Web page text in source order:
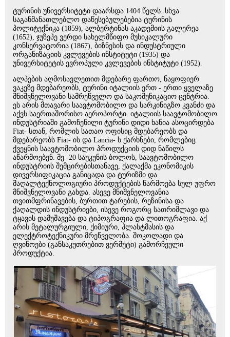
ტურინის უნივერსიტეტი დაარსდა 1404 წელს. სხვა
საგანმანათლებლო დაწესებულებებია ტურინის
პოლიტექნიკა (1859), ალბერტინას აკადემიის გალერეა
(1652), ჯუზეპე ვერდი სახელმწიფო მუსიკალური
კონსერვატორია (1867), ბიზნესის და ინდუსტრიული
ორგანიზაციის კვლევების ინსტიტუტი (1935) და
უნივერსიტეტის ევროპული კვლევების ინსტიტუტი (1952).
ალპების აღმოსავლეთით მდებარე ფართო, ნაყოფიერ
ვაკეზე მდებარეობს, ტურინი იტალიის ერთ - ერთი ყველაზე
მნიშვნელოვანი სამრეწველო და საკომუნიკაციო ცენტრია.
ეს არის მთავარი საავტომობილო და სარკინიგზო კვანძი და
აქვს საერთაშორისო აეროპორტი. იტალიის საავტომობილო
ინდუსტრიაში გამოჩენილი ტურინი დიდი ხანია ასოცირდება
Fiat- სთან, რომლის სათაო ოფისიც მდებარეობს და
მდებარეობს Fiat- ის და Lancia- ს ქარხნები, რომლებიც
ქვეყნის საავტომობილო პროდუქციის დიდ ნაწილს
აწარმოებენ. მე -20 საუკუნის ბოლოს, საავტომობილო
ინდუსტრიის შემცირებისთანავე, ქალაქმა ეკონომიკის
დივერსიფიკაცია განიცადა და ტურიზმი და
მაღალტექნოლოგიური პროდუქტების წარმოება სულ უფრო
მნიშვნელოვანი გახდა. ასევე მნიშვნელოვანია
თვითმფრინავების, ბურთით ტარების, რეზინისა და
ქაღალდის ინდუსტრიები, ისევე როგორც სათრიმლავი და
ტყავის დამუშავება და ტიპოგრაფია და ლითოგრაფია. აქ
არის მეტალურგიული, ქიმიური, პლასტმასის და
ელექტროტექნიკური მრეწველობა. შოკოლადი და
ღვინოები (განსაკუთრებით ვერმუტი) გამორჩეული
პროდუქტია.